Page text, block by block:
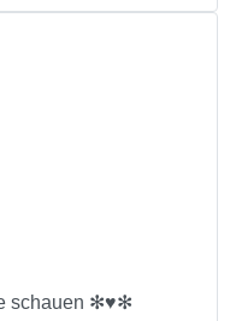
schauen ✻♥✻